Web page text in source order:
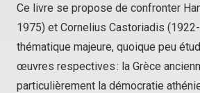
Ce livre se propose de confronter
1975) et Cornelius Castoriadis (1922-
thématique majeure, quoique peu
œuvres respectives : la Grèce
particulièrement la démocratie